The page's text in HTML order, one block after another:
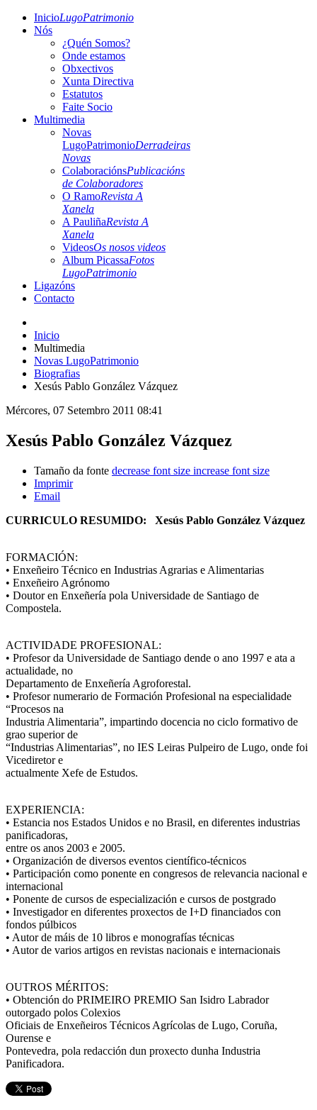
InicioLugoPatrimonio
Nós
¿Quén Somos?
Onde estamos
Obxectivos
Xunta Directiva
Estatutos
Faite Socio
Multimedia
Novas
LugoPatrimonioDerradeiras
Novas
ColaboraciónsPublicacións
de Colaboradores
O RamoRevista A
Xanela
A PauliñaRevista A
Xanela
VideosOs nosos videos
Album PicassaFotos
LugoPatrimonio
Ligazóns
Contacto
Inicio
Multimedia
Novas LugoPatrimonio
Biografias
Xesús Pablo González Vázquez
Mércores, 07 Setembro 2011 08:41
Xesús Pablo González Vázquez
Tamaño da fonte decrease font size increase font size
Imprimir
Email
CURRICULO RESUMIDO: Xesús Pablo González Vázquez
FORMACIÓN:
• Enxeñeiro Técnico en Industrias Agrarias e Alimentarias
• Enxeñeiro Agrónomo
• Doutor en Enxeñería pola Universidade de Santiago de
Compostela.
ACTIVIDADE PROFESIONAL:
• Profesor da Universidade de Santiago dende o ano 1997 e ata a
actualidade, no
Departamento de Enxeñería Agroforestal.
• Profesor numerario de Formación Profesional na especialidade
“Procesos na
Industria Alimentaria”, impartindo docencia no ciclo formativo de
grao superior de
“Industrias Alimentarias”, no IES Leiras Pulpeiro de Lugo, onde foi
Vicediretor e
actualmente Xefe de Estudos.
EXPERIENCIA:
• Estancia nos Estados Unidos e no Brasil, en diferentes industrias
panificadoras,
entre os anos 2003 e 2005.
• Organización de diversos eventos científico-técnicos
• Participación como ponente en congresos de relevancia nacional e
internacional
• Ponente de cursos de especialización e cursos de postgrado
• Investigador en diferentes proxectos de I+D financiados con
fondos púlbicos
• Autor de máis de 10 libros e monografías técnicas
• Autor de varios artigos en revistas nacionais e internacionais
OUTROS MÉRITOS:
• Obtención do PRIMEIRO PREMIO San Isidro Labrador
outorgado polos Colexios
Oficiais de Enxeñeiros Técnicos Agrícolas de Lugo, Coruña,
Ourense e
Pontevedra, pola redacción dun proxecto dunha Industria
Panificadora.